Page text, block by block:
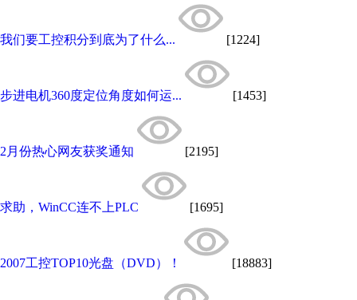
我们要工控积分到底为了什么... [1224]
步进电机360度定位角度如何运... [1453]
2月份热心网友获奖通知 [2195]
求助，WinCC连不上PLC [1695]
2007工控TOP10光盘（DVD）！ [18883]